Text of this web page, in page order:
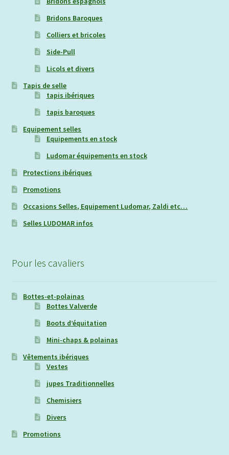
Bridons Baroques
Colliers et bricoles
Side-Pull
Licols et divers
Tapis de selle
tapis ibériques
tapis baroques
Equipement selles
Equipements en stock
Ludomar équipements en stock
Protections ibériques
Promotions
Occasions Selles, Equipement Ludomar, Zaldi etc…
Selles LUDOMAR infos
Pour les cavaliers
Bottes-et-polainas
Bottes Valverde
Boots d’équitation
Mini-chaps & polainas
Vêtements ibériques
Vestes
jupes Traditionnelles
Chemisiers
Divers
Promotions